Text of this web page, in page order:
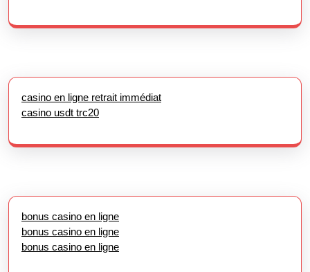
casino en ligne retrait immédiat
casino usdt trc20
bonus casino en ligne
bonus casino en ligne
bonus casino en ligne